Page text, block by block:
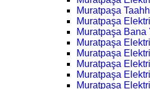
Muratpaşa
Muratpaşa
Muratpaşa Bana
Muratpaşa
Muratpaşa
Muratpaşa
Muratpaşa
Muratpaşa